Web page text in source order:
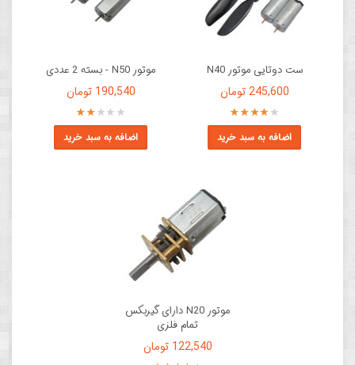
ست دوتایی موتور N40
245,600 تومان
اضافه به سبد خرید
موتور N50 - بسته 2 عددی
190,540 تومان
اضافه به سبد خرید
موتور N20 دارای گیربکس
تمام فلزی
122,540 تومان